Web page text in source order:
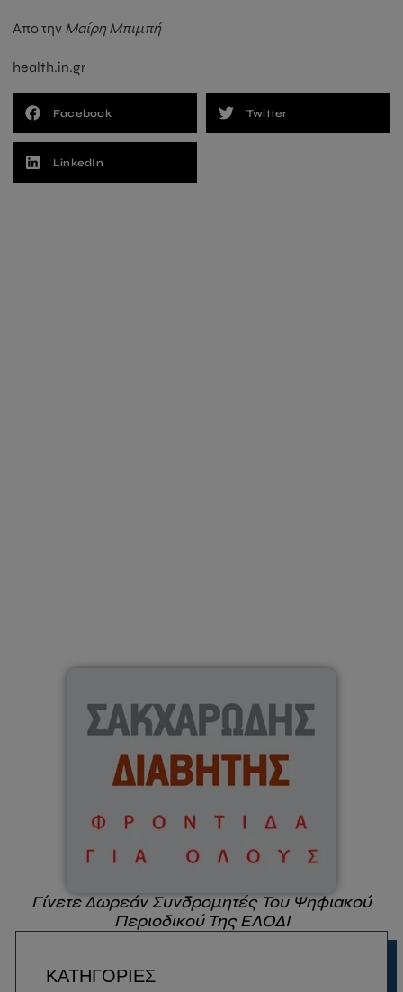
Απο την Μαίρη Μπιμπή
health.in.gr
Facebook Twitter
LinkedIn
Γίνετε Δωρεάν Συνδρομητές Του Ψηφιακού
Περιοδικού Της ΕΛΟΔΙ
ΚΑΤΗΓΟΡΙΕΣ